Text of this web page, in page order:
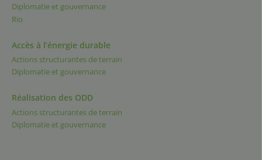
Diplomatie et gouvernance
Rio
Accès à l’énergie durable
Actions structurantes de terrain
Diplomatie et gouvernance
Réalisation des ODD
Actions structurantes de terrain
Diplomatie et gouvernance